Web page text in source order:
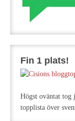
Fin 1 plats!
Högst oväntat tog
topplista över